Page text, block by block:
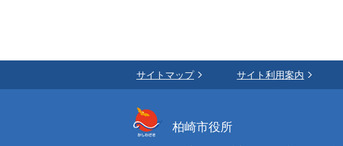
サイトマップ サイト利用案内
柏崎市役所